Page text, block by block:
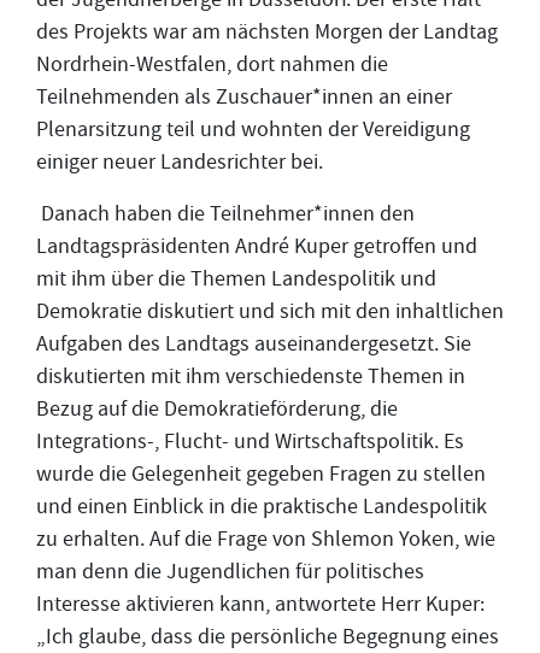
des Projekts war am nächsten Morgen der Landtag
Nordrhein-Westfalen, dort nahmen die
Teilnehmenden als Zuschauer*innen an einer
Plenarsitzung teil und wohnten der Vereidigung
einiger neuer Landesrichter bei.
Danach haben die Teilnehmer*innen den
Landtagspräsidenten André Kuper getroffen und
mit ihm über die Themen Landespolitik und
Demokratie diskutiert und sich mit den inhaltlichen
Aufgaben des Landtags auseinandergesetzt. Sie
diskutierten mit ihm verschiedenste Themen in
Bezug auf die Demokratieförderung, die
Integrations-, Flucht- und Wirtschaftspolitik. Es
wurde die Gelegenheit gegeben Fragen zu stellen
und einen Einblick in die praktische Landespolitik
zu erhalten. Auf die Frage von Shlemon Yoken, wie
man denn die Jugendlichen für politisches
Interesse aktivieren kann, antwortete Herr Kuper:
„Ich glaube, dass die persönliche Begegnung eines